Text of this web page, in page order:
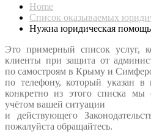
Home
Список оказываемых
Нужна юридическая
Это примерный список услуг,
клиенты при защита от
по самостроям в Крыму и
по телефону, который указан в
конкретно из этого списка мы
учётом вашей ситуации
и действующего
пожалуйста обращайтесь.